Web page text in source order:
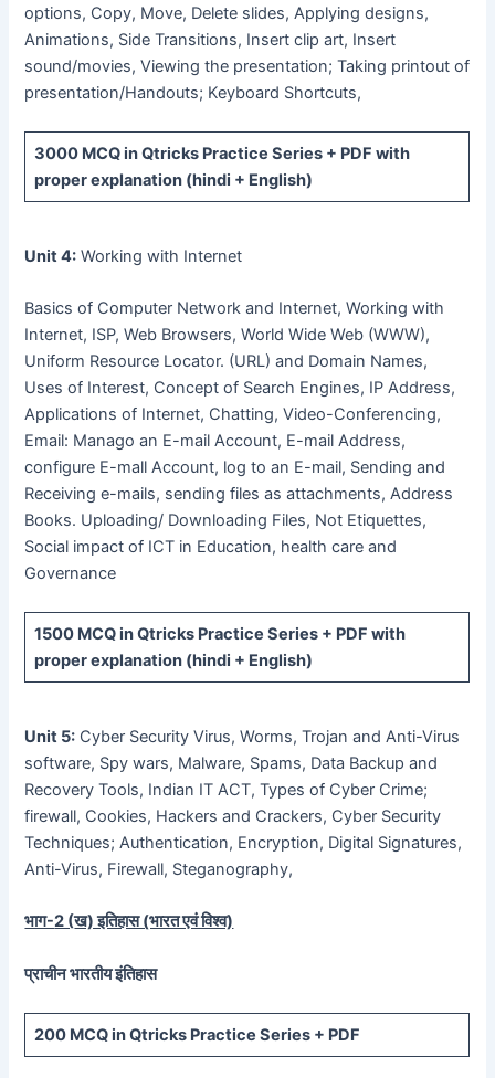
options, Copy, Move, Delete slides, Applying designs,
Animations, Side Transitions, Insert clip art, Insert
sound/movies, Viewing the presentation; Taking printout of
presentation/Handouts; Keyboard Shortcuts,
3000 MCQin Qtricks Practice Series + PDF with
proper explanation (hindi + English)
Unit 4: Working with Internet
Basics of Computer Network and Internet, Working with
Internet, ISP, Web Browsers, World Wide Web (WWW),
Uniform Resource Locator. (URL) and Domain Names,
Uses of Interest, Concept of Search Engines, IP Address,
Applications of Internet, Chatting, Video-Conferencing,
Email: Manago an E-mail Account, E-mail Address,
configure E-mall Account, log to an E-mail, Sending and
Receiving e-mails, sending files as attachments, Address
Books. Uploading/ Downloading Files, Not Etiquettes,
Social impact of ICT in Education, health care and
Governance
1500 MCQin Qtricks Practice Series + PDF with
proper explanation (hindi + English)
Unit 5: Cyber Security Virus, Worms, Trojan and Anti-Virus
software, Spy wars, Malware, Spams, Data Backup and
Recovery Tools, Indian IT ACT, Types of Cyber Crime;
firewall, Cookies, Hackers and Crackers, Cyber Security
Techniques; Authentication, Encryption, Digital Signatures,
Anti-Virus, Firewall, Steganography,
भाग-2 (ख) इतिहास (भारत एवं विश्व)
प्राचीन भारतीय इंतिहास
200 MCQin Qtricks Practice Series + PDF